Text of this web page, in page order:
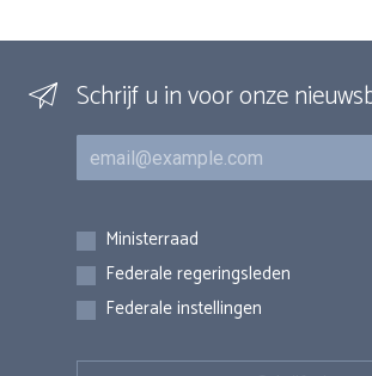
Schrijf u in voor onze
E-mail
Inschrijvingen
Ministerraad
Federale regeringsleden
Federale instellingen